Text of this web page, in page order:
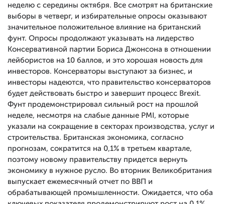
неделю с середины октября. Все смотрят на британские
выборы в четверг, и избирательные опросы оказывают
значительное положительное влияние на британский
фунт. Опросы продолжают указывать на лидерство
Консервативной партии Бориса Джонсона в отношении
лейбористов на 10 баллов, и это хорошая новость для
инвесторов. Консерваторы выступают за бизнес, и
инвесторы надеются, что правительство консерваторов
будет действовать быстро и завершит процесс Brexit.
Фунт продемонстрировал сильный рост на прошлой
неделе, несмотря на слабые данные PMI, которые
указали на сокращение в секторах производства, услуг и
строительства. Британская экономика, согласно
прогнозам, сократится на 0,1% в третьем квартале,
поэтому новому правительству придется вернуть
экономику в нужное русло. Во вторник Великобритания
выпускает ежемесячный отчет по ВВП и
обрабатывающей промышленности. Ожидается, что оба